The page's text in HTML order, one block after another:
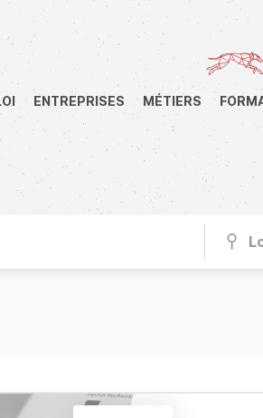
ENTREPRISES MÉTIERS